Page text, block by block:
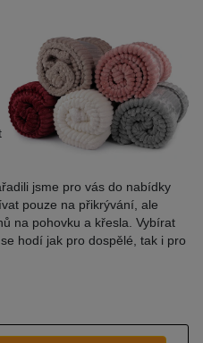
jsme pro vás do nabídky
pouze na přikrývání, ale
na pohovku a křesla. Vybírat
hodí jak pro dospělé, tak i pro